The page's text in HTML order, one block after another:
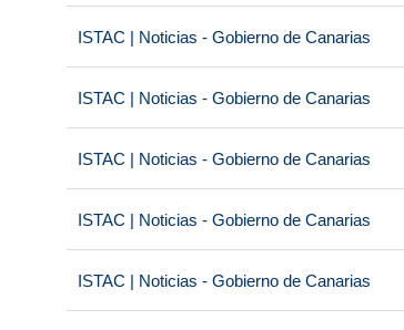
ISTAC | Noticias - Gobierno de Canarias
ISTAC | Noticias - Gobierno de Canarias
ISTAC | Noticias - Gobierno de Canarias
ISTAC | Noticias - Gobierno de Canarias
ISTAC | Noticias - Gobierno de Canarias